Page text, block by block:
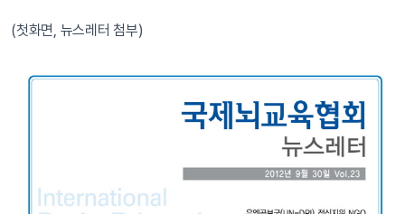
(첫화면, 뉴스레터 첨부)